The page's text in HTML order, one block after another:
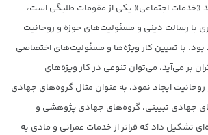
«خدمات اجتماعی» یکی از مقومات طلبگی است،
با رسالت دینی و مسئولیت‌های حوزه و روحانیت
بود. با تعیین کار ویژه‌ها و مسئولیت‌های اختصاصی
بر می‌آید، می‌توان تنوعی در کار ویژه‌های
ایجاد نمود، به عنوان مثال گروه‌های جهادی
جهادی تبیینی، گروه‌های جهادی پژوهشی و
تشکیل داد که فراتر از خدمات عمرانی و مادی به